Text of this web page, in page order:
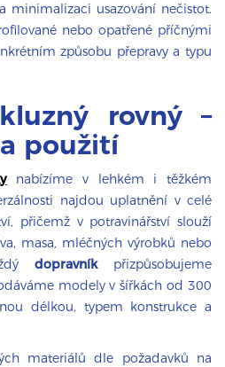
minimalizaci usazování nečistot.
nebo opatřené příčnými
způsobu přepravy a typu
rovný –
použití
nabízíme v lehkém i těžkém
najdou uplatnění v celé
přičemž v potravinářství slouží
masa, mléčných výrobků nebo
dopravníkpřizpůsobujeme
modely v šířkách od 300
délkou, typem konstrukce a
materiálů dle požadavků na